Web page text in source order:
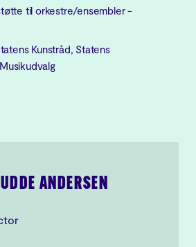
til orkestre/ensembler -
Kunstråd, Statens
ANDERSEN